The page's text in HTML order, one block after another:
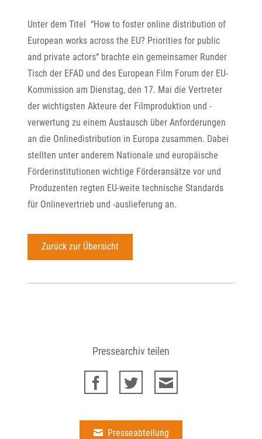
Unter dem Titel “How to foster online distribution of
European works across the EU? Priorities for public
and private actors“ brachte ein gemeinsamer Runder
Tisch der EFAD und des European Film Forum der EU-
Kommission am Dienstag, den 17. Mai die Vertreter
der wichtigsten Akteure der Filmproduktion und -
verwertung zu einem Austausch über Anforderungen
an die Onlinedistribution in Europa zusammen. Dabei
stellten unter anderem Nationale und europäische
Förderinstitutionen wichtige Förderansätze vor und
Produzenten regten EU-weite technische Standards
für Onlinevertrieb und -auslieferung an.
Zurück zur Übersicht
Pressearchiv teilen
Presseabteilung